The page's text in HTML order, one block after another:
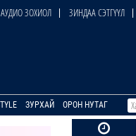
АУДИО ЗОХИОЛ ЗИНДАА СЭТГҮҮЛ
ЗУРХАЙ ОРОН НУТАГ